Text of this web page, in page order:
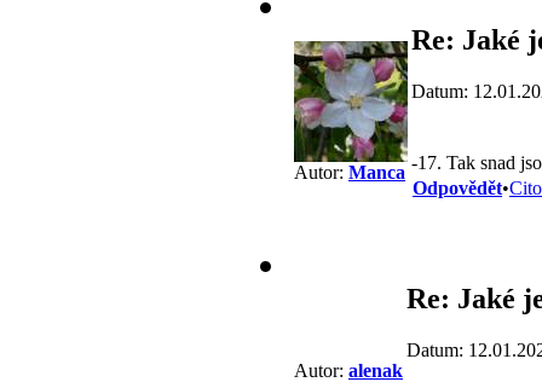
Autor: Manca
Re: Jaké
Datum:
-17. Tak snad
Odpovědět•
Autor: alenak
Re: Jaké
Datum: